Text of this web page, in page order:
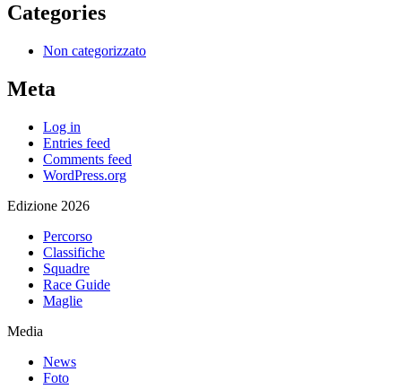
Categories
Non categorizzato
Meta
Log in
Entries feed
Comments feed
WordPress.org
Edizione 2026
Percorso
Classifiche
Squadre
Race Guide
Maglie
Media
News
Foto